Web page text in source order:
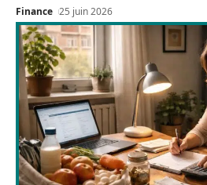
Finance 25 juin 2026